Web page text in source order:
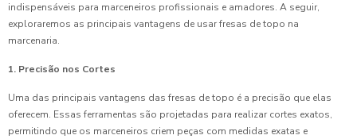
indispensáveis para marceneiros profissionais e amadores. A seguir,
exploraremos as principais vantagens de usar fresas de topo na
marcenaria.
1. Precisão nos Cortes
Uma das principais vantagens das fresas de topo é a precisão que elas
oferecem. Essas ferramentas são projetadas para realizar cortes exatos,
permitindo que os marceneiros criem peças com medidas exatas e